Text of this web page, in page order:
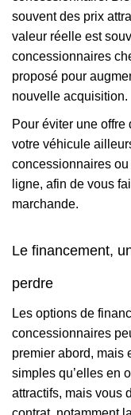
souvent des prix
valeur réelle est
concessionnaires
proposé pour
nouvelle acquisition.
Pour éviter une
votre véhicule
concessionnaires
ligne, afin de vous
marchande.
Le financement,
perdre
Les options de
concessionnaires
premier abord, mais
simples qu’elles en
attractifs, mais vous